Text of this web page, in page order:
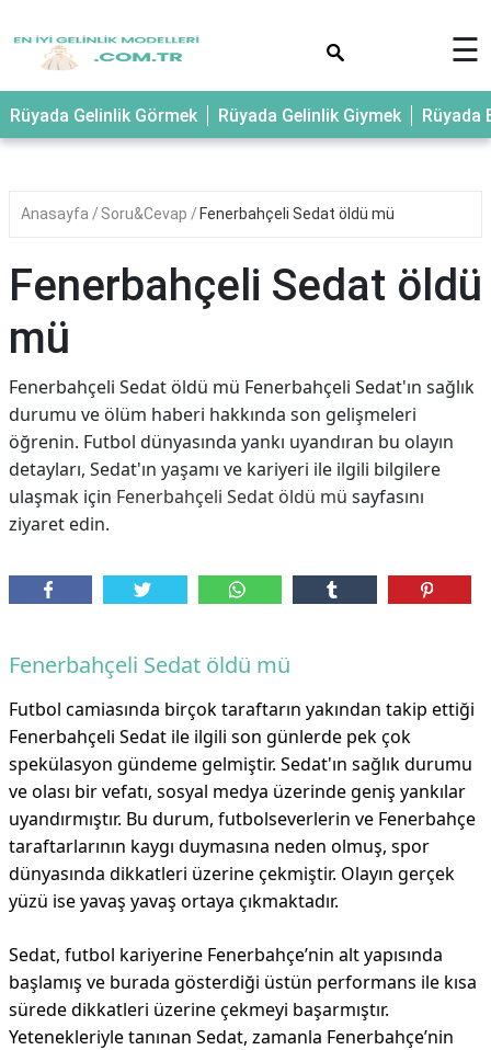
☰
Rüyada Gelinlik Görmek Rüyada Gelinlik Giymek Rüyada
Anasayfa Soru&Cevap Fenerbahçeli Sedat öldü mü
Fenerbahçeli Sedat öldü
mü
Fenerbahçeli Sedat öldü mü Fenerbahçeli Sedat'ın sağlık
durumu ve ölüm haberi hakkında son gelişmeleri
öğrenin. Futbol dünyasında yankı uyandıran bu olayın
detayları, Sedat'ın yaşamı ve kariyeri ile ilgili bilgilere
ulaşmak için Fenerbahçeli Sedat öldü mü sayfasını
ziyaret edin.
Fenerbahçeli Sedat öldü mü
Futbol camiasında birçok taraftarın yakından takip ettiği
Fenerbahçeli Sedat ile ilgili son günlerde pek çok
spekülasyon gündeme gelmiştir. Sedat'ın sağlık durumu
ve olası bir vefatı, sosyal medya üzerinde geniş yankılar
uyandırmıştır. Bu durum, futbolseverlerin ve Fenerbahçe
taraftarlarının kaygı duymasına neden olmuş, spor
dünyasında dikkatleri üzerine çekmiştir. Olayın gerçek
yüzü ise yavaş yavaş ortaya çıkmaktadır.
Sedat, futbol kariyerine Fenerbahçe’nin alt yapısında
başlamış ve burada gösterdiği üstün performans ile kısa
sürede dikkatleri üzerine çekmeyi başarmıştır.
Yetenekleriyle tanınan Sedat, zamanla Fenerbahçe’nin